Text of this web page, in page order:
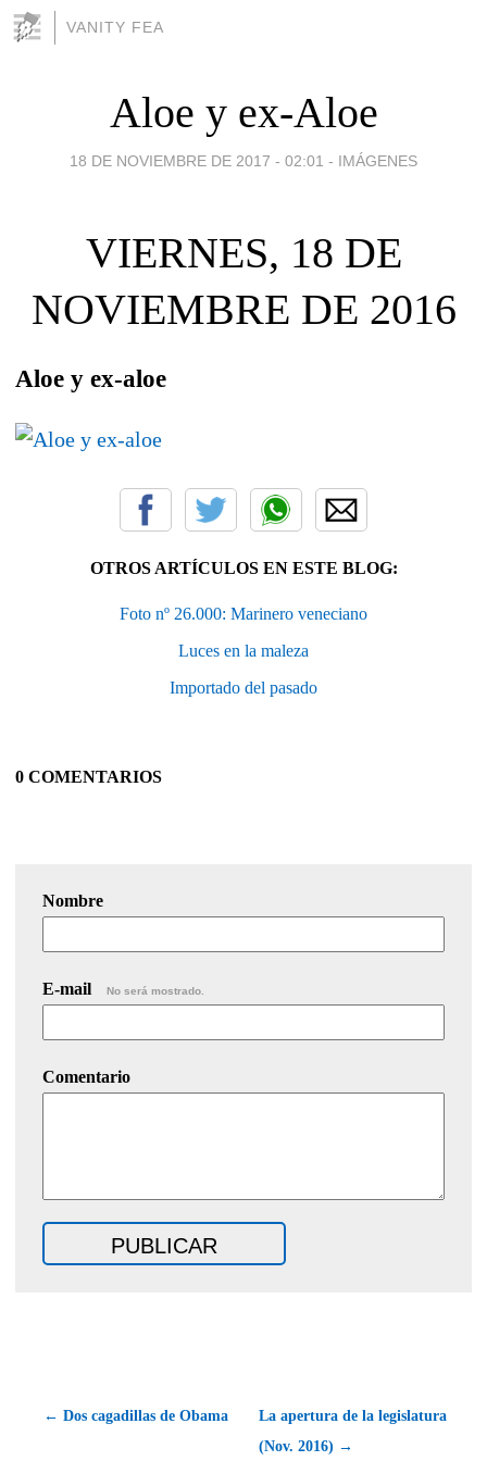
VANITY FEA
Aloe y ex-Aloe
18 DE NOVIEMBRE DE 2017 - 02:01 - IMÁGENES
VIERNES, 18 DE
NOVIEMBRE DE 2016
Aloe y ex-aloe
OTROS ARTÍCULOS EN ESTE BLOG:
Foto nº 26.000: Marinero veneciano
Luces en la maleza
Importado del pasado
0 COMENTARIOS
Nombre
E-mail No será mostrado.
Comentario
← Dos cagadillas de Obama
La apertura de la legislatura
(Nov. 2016) →